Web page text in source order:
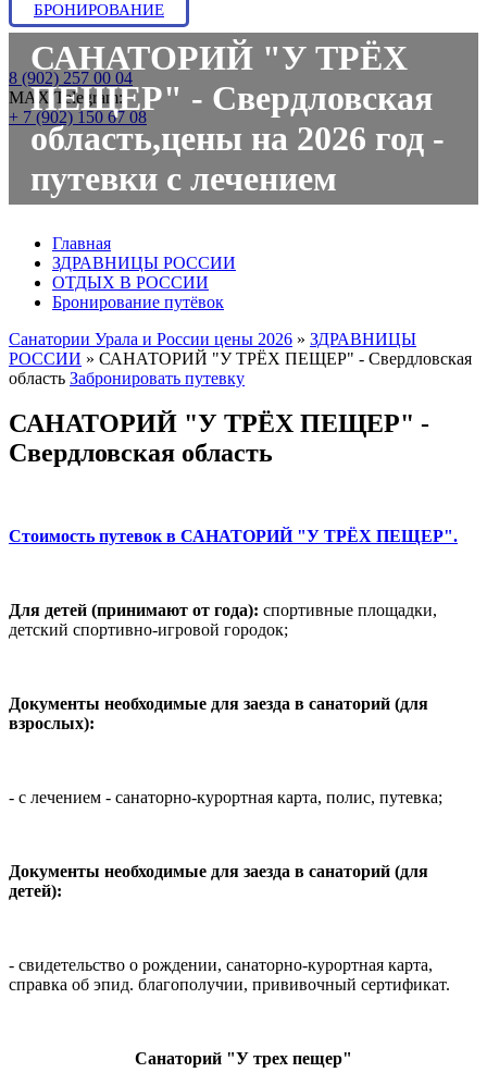
БРОНИРОВАНИЕ
8 (902) 257 00 04
МАХ/Telegram:
+ 7 (902) 150 67 08
САНАТОРИЙ "У ТРЁХ
ПЕЩЕР" - Свердловская
область,цены на 2026 год -
путевки с лечением
Главная
ЗДРАВНИЦЫ РОССИИ
ОТДЫХ В РОССИИ
Бронирование путёвок
Санатории Урала и России цены 2026 » ЗДРАВНИЦЫ
РОССИИ » САНАТОРИЙ "У ТРЁХ ПЕЩЕР" - Свердловская
область Забронировать путевку
САНАТОРИЙ "У ТРЁХ ПЕЩЕР" -
Свердловская область
Стоимость путевок в САНАТОРИЙ "У ТРЁХ ПЕЩЕР".
Для детей (принимают от года): спортивные площадки,
детский спортивно-игровой городок;
Документы необходимые для заезда в санаторий (для
взрослых):
- с лечением - санаторно-курортная карта, полис, путевка;
Документы необходимые для заезда в санаторий (для
детей):
- свидетельство о рождении, санаторно-курортная карта,
справка об эпид. благополучии, прививочный сертификат.
Санаторий "У трех пещер"